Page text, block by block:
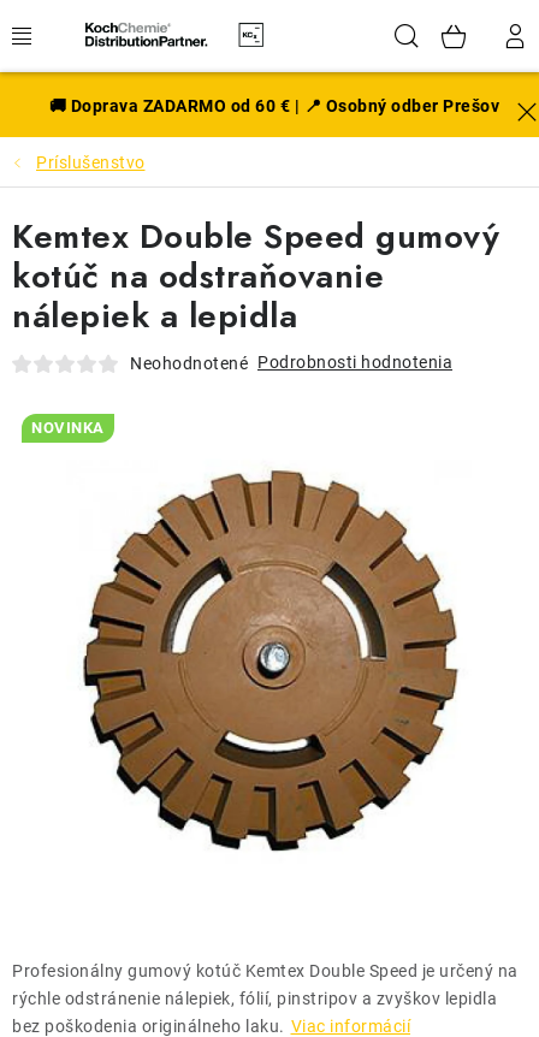
na
Hľadať
EXTERIÉR
DISKY A PNEU
INTERIÉR
PRÍSLUŠENSTVO
VÔNE DO AUTA
VÝHODNÉ SADY
NOVINKY V SORTIMENTE
THE FINISHER
DARČEKOVÉ POUKAZY
ČISTENIE A ÚDRŽBA LODÍ
🚚 Doprava ZADARMO od 60 € | 📍 Osobný odber Prešov
Príslušenstvo
Profesionálny gumový kotúč Kemtex Double Speed je určený na
rýchle odstránenie nálepiek, fólií, pinstripov a zvyškov lepidla
bez poškodenia originálneho laku. Viac informácií
Kemtex Double Speed gumový
kotúč na odstraňovanie
nálepiek a lepidla
Neohodnotené Podrobnosti hodnotenia
NOVINKA